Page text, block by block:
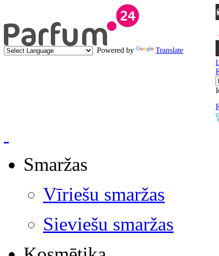
Powered by
Translate
Smaržas
Vīriešu smaržas
Sieviešu smaržas